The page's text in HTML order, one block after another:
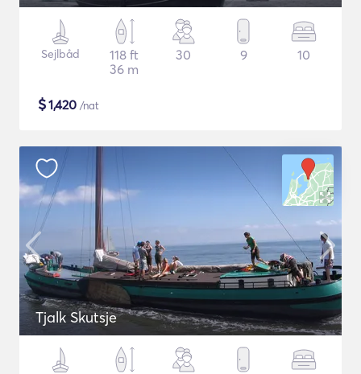
Sejlbåd
118 ft
36 m
30 9 10
$1,420 /nat
Tjalk Skutsje